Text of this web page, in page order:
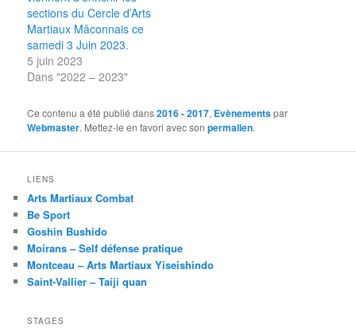
sections du Cercle d’Arts
Martiaux Mâconnais ce
samedi 3 Juin 2023.
5 juin 2023
Dans "2022 – 2023"
Ce contenu a été publié dans2016 - 2017, Evènementspar
Webmaster. Mettez-le en favori avec sonpermalien.
LIENS
Arts Martiaux Combat
Be Sport
Goshin Bushido
Moirans – Self défense pratique
Montceau – Arts Martiaux Yiseishindo
Saint-Vallier – Taiji quan
STAGES